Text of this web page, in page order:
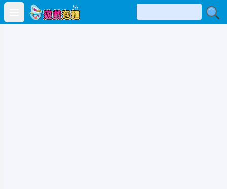
Open main menu